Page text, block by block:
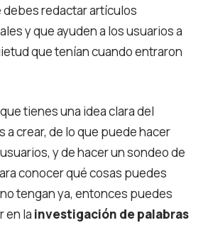
debes redactar artículos
y que ayuden a los usuarios a
que tenían cuando entraron
tienes una idea clara del
a crear, de lo que puede hacer
y de hacer un sondeo de
conocer qué cosas puedes
tengan ya, entonces puedes
en la investigación de palabras